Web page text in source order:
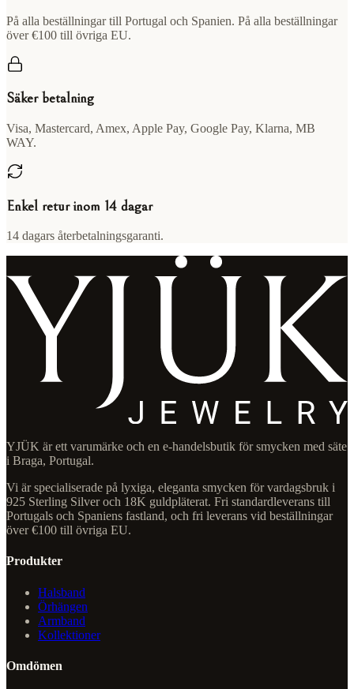
På alla beställningar till Portugal och Spanien. På alla beställningar
över €100 till övriga EU.
Säker betalning
Visa, Mastercard, Amex, Apple Pay, Google Pay, Klarna, MB
WAY.
Enkel retur inom 14 dagar
14 dagars återbetalningsgaranti.
YJÜK är ett varumärke och en e-handelsbutik för smycken med säte
i Braga, Portugal.
Vi är specialiserade på lyxiga, eleganta smycken för vardagsbruk i
925 Sterling Silver och 18K guldpläterat. Fri standardleverans till
Portugals och Spaniens fastland, och fri leverans vid beställningar
över €100 till övriga EU.
Produkter
Halsband
Örhängen
Armband
Kollektioner
Omdömen